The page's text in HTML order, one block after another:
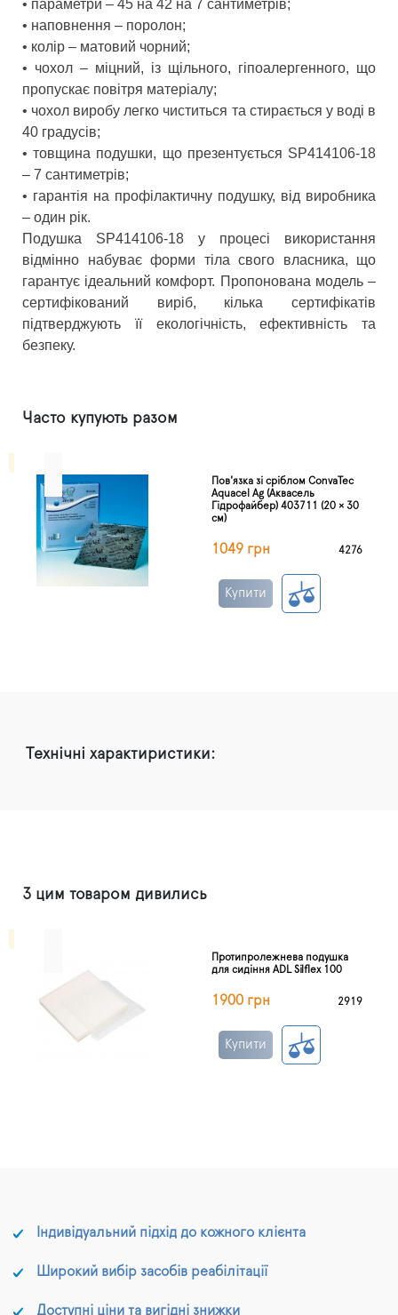
• параметри – 45 на 42 на 7 сантиметрів;
• наповнення – поролон;
• колір – матовий чорний;
• чохол – міцний, із щільного, гіпоалергенного, що
пропускає повітря матеріалу;
• чохол виробу легко чиститься та стирається у воді в
40 градусів;
• товщина подушки, що презентується SP414106-18
– 7 сантиметрів;
• гарантія на профілактичну подушку, від виробника
– один рік.
Подушка SP414106-18 у процесі використання
відмінно набуває форми тіла свого власника, що
гарантує ідеальний комфорт. Пропонована модель –
сертифікований виріб, кілька сертифікатів
підтверджують її екологічність, ефективність та
безпеку.
Часто купують разом
Пов'язка зі сріблом ConvaTec
Aquacel Ag (Аквасель
Гідрофайбер) 403711 (20 × 30
см)
1049 грн 4276
Купити
Технічні характиристики:
З цим товаром дивились
Протипролежнева подушка
для сидіння ADL Silflex 100
1900 грн 2919
Купити
Індивідуальний підхід до кожного клієнта
Широкий вибір засобів реабілітації
Доступні ціни та вигідні знижки